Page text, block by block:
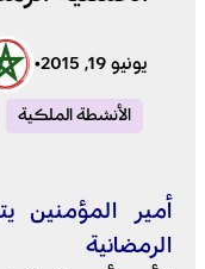
يونيو 19, 2015 •
الأنشطة الملكية
أمير المؤمنين
الرمضانية